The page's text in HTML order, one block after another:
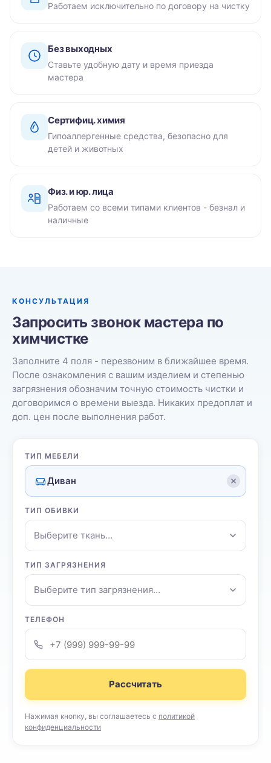
Работаем исключительно по договору на чистку
Без выходных
Ставьте удобную дату и время приезда
мастера
Сертифиц. химия
Гипоаллергенные средства, безопасно для
детей и животных
Физ. и юр. лица
Работаем со всеми типами клиентов - безнал и
наличные
КОНСУЛЬТАЦИЯ
Запросить звонок мастера по
химчистке
Заполните 4 поля - перезвоним в ближайшее время.
После ознакомления с вашим изделием и степенью
загрязнения обозначим точную стоимость чистки и
договоримся о времени выезда. Никаких предоплат и
доп. цен после выполнения работ.
ТИП МЕБЕЛИ
Диван
ТИП ОБИВКИ
Выберите ткань…
ТИП ЗАГРЯЗНЕНИЯ
Выберите тип загрязнения…
ТЕЛЕФОН
Рассчитать
Нажимая кнопку, вы соглашаетесь с политикой
конфиденциальности